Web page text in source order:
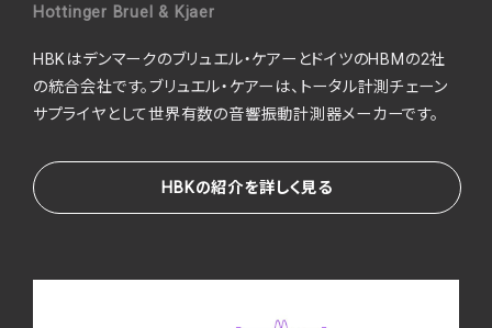
Hottinger Bruel & Kjaer
HBKはデンマークのブリュエル・ケアーとドイツのHBMの2社
の統合会社です。ブリュエル・ケアーは、トータル計測チェーン
サプライヤとして世界有数の音響振動計測器メーカーです。
HBKの紹介を詳しく見る